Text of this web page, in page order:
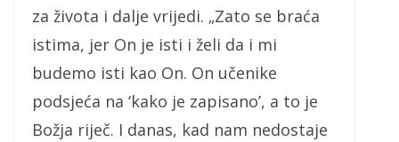
za života i dalje vrijedi. „Zato se braća
istima, jer On je isti i želi da i mi
budemo isti kao On. On učenike
podsjeća na ‘kako je zapisano’, a to je
Božja riječ. I danas, kad nam nedostaje